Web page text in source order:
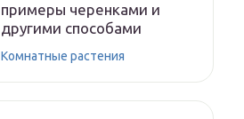
примеры черенками и
другими способами
Комнатные растения